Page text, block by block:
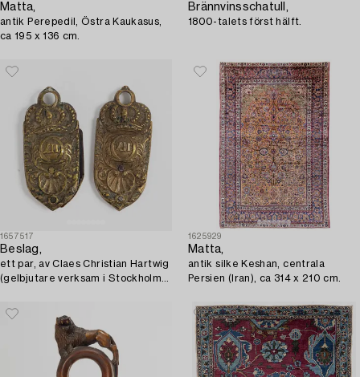
Matta,
antik Perepedil, Östra Kaukasus,
ca 195 x 136 cm.
Brännvinsschatull,
1800-talets först hälft.
1657517
Beslag,
ett par, av Claes Christian Hartwig
(gelbjutare verksam i Stockholm
1625929
Matta,
antik silke Keshan, centrala
Persien (Iran), ca 314 x 210 cm.